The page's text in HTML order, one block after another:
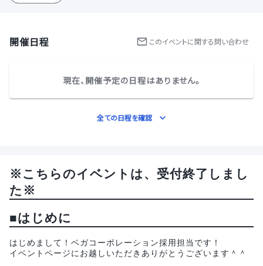
開催日程 このイベントに関する問い合わせ
現在、開催予定の日程はありません。
全ての日程を確認
※こちらのイベントは、受付終了しまし
た※
■はじめに
はじめまして！ベガコーポレーション採用担当です！
イベントページにお越しいただきありがとうございます＾＾